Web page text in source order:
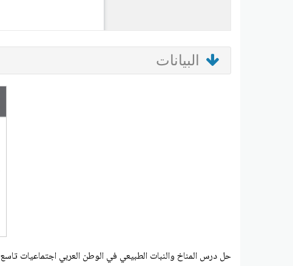
البيانات
حل درس المناخ والنبات الطبيعي في الوطن العربي اجتماعيات تاسع